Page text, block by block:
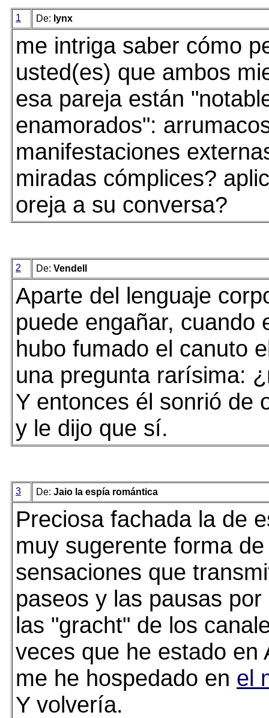
1 De: lynx
me intriga saber cómo
usted(es) que ambos
esa pareja están
enamorados":
manifestaciones
miradas cómplices?
oreja a su conversa?
2 De: Vendell
Aparte del lenguaje
puede engañar, cuando
hubo fumado el canuto
una pregunta rarísima:
Y entonces él sonrió de
y le dijo que sí.
3 De: Jaio la espía romántica
Preciosa fachada la de
muy sugerente forma
sensaciones que
paseos y las pausas
las "gracht" de los
veces que he estado en
me he hospedado en el
Y volvería.